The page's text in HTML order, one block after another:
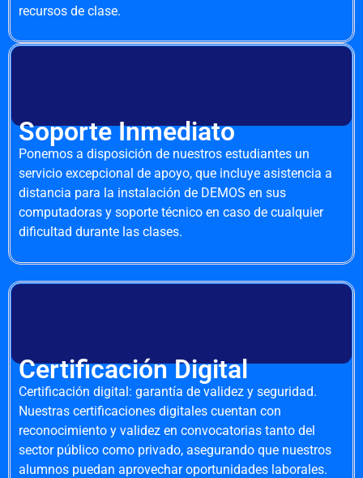
recursos de clase.
Soporte Inmediato
Ponemos a disposición de nuestros estudiantes un
servicio excepcional de apoyo, que incluye asistencia a
distancia para la instalación de DEMOS en sus
computadoras y soporte técnico en caso de cualquier
dificultad durante las clases.
Certificación Digital
Certificación digital: garantía de validez y seguridad.
Nuestras certificaciones digitales cuentan con
reconocimiento y validez en convocatorias tanto del
sector público como privado, asegurando que nuestros
alumnos puedan aprovechar oportunidades laborales.